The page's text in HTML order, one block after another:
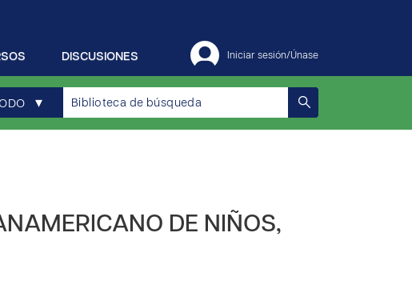
Iniciar sesión/Únase
DISCUSIONES
▾
DE NIÑOS,